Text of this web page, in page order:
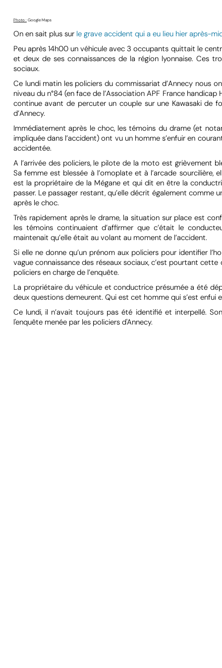
Photo : Google Maps
On en sait plus sur le grave accident qui a eu lieu hier après-
Peu après 14h00 un véhicule avec 3 occupants quittait le
et deux de ses connaissances de la région lyonnaise. Ces
sociaux.
Ce lundi matin les policiers du commissariat d’Annecy nous
niveau du n°84 (en face de l’Association APF France
continue avant de percuter un couple sur une Kawasaki de
d’Annecy.
Immédiatement après le choc, les témoins du drame (et
impliquée dans l’accident) ont vu un homme s’enfuir en
accidentée.
A l’arrivée des policiers, le pilote de la moto est grièvement
Sa femme est blessée à l’omoplate et à l’arcade sourcilière,
est la propriétaire de la Mégane et qui dit en être la
passer. Le passager restant, qu’elle décrit également comme
après le choc.
Très rapidement après le drame, la situation sur place est
les témoins continuaient d’affirmer que c’était le
maintenait qu’elle était au volant au moment de l’accident.
Si elle ne donne qu’un prénom aux policiers pour identifier
vague connaissance des réseaux sociaux, c’est pourtant
policiers en charge de l’enquête.
La propriétaire du véhicule et conductrice présumée a été
deux questions demeurent. Qui est cet homme qui s’est enfui
Ce lundi, il n’avait toujours pas été identifié et interpellé.
l'enquête menée par les policiers d'Annecy.